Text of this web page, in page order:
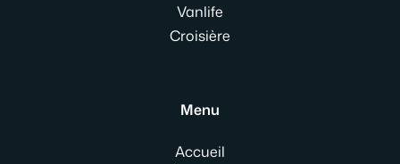
Vanlife
Croisière
Menu
Accueil